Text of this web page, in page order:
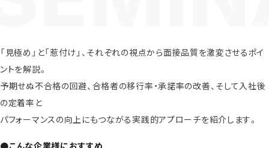
「見極め」と「惹付け」、それぞれの視点から面接品質を激変させるポイ
ントを解説。
予期せぬ不合格の回避、合格者の移行率・承諾率の改善、そして入社後
の定着率と
パフォーマンスの向上にもつながる実践的アプローチを紹介します。
●こんな企業様におすすめ